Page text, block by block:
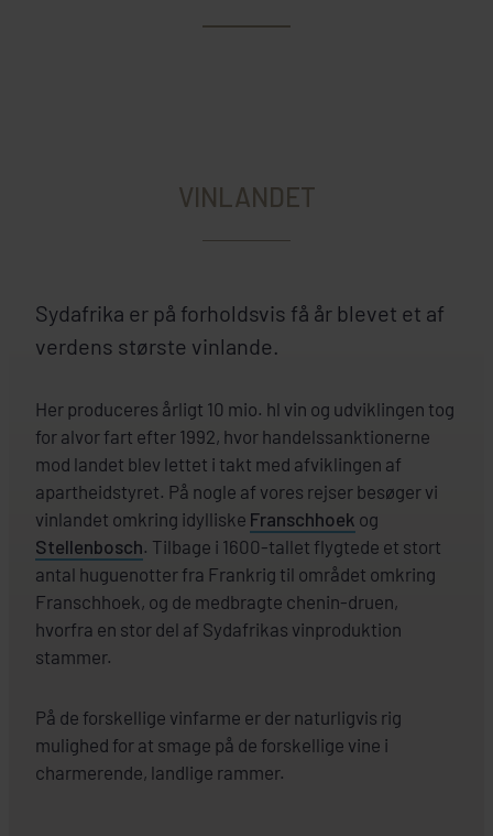
VINLANDET
Sydafrika er på forholdsvis få år blevet et af
verdens største vinlande.
Her produceres årligt 10 mio. hl vin og udviklingen tog
for alvor fart efter 1992, hvor handelssanktionerne
mod landet blev lettet i takt med afviklingen af
apartheidstyret. På nogle af vores rejser besøger vi
vinlandet omkring idylliske Franschhoek og
Stellenbosch. Tilbage i 1600-tallet flygtede et stort
antal huguenotter fra Frankrig til området omkring
Franschhoek, og de medbragte chenin-druen,
hvorfra en stor del af Sydafrikas vinproduktion
stammer.
På de forskellige vinfarme er der naturligvis rig
mulighed for at smage på de forskellige vine i
charmerende, landlige rammer.